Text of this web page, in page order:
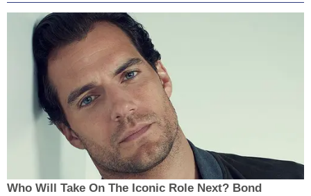
Who Will Take On The Iconic Role Next? Bond